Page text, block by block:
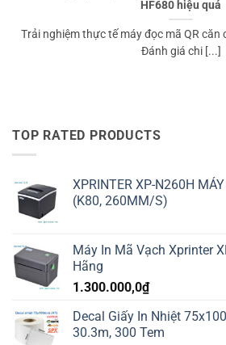
HF680 hiệu quả
Trải nghiệm thực tế máy đọc mã QR căn
Đánh giá chi [...]
TOP RATED PRODUCTS
XPRINTER XP-N260H
(K80, 260MM/S)
Máy In Mã Vạch Xprinter
Hãng
1.300.000,0₫
Decal Giấy In Nhiệt
30.3m, 300 Tem